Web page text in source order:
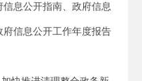
息公开指南、政府信息
信息公开工作年度报告